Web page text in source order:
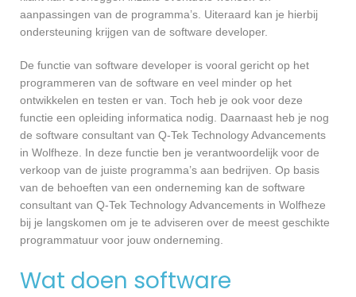
aanpassingen van de programma’s. Uiteraard kan je hierbij
ondersteuning krijgen van de software developer.
De functie van software developer is vooral gericht op het
programmeren van de software en veel minder op het
ontwikkelen en testen er van. Toch heb je ook voor deze
functie een opleiding informatica nodig. Daarnaast heb je nog
de software consultant van Q-Tek Technology Advancements
in Wolfheze. In deze functie ben je verantwoordelijk voor de
verkoop van de juiste programma’s aan bedrijven. Op basis
van de behoeften van een onderneming kan de software
consultant van Q-Tek Technology Advancements in Wolfheze
bij je langskomen om je te adviseren over de meest geschikte
programmatuur voor jouw onderneming.
Wat doen software